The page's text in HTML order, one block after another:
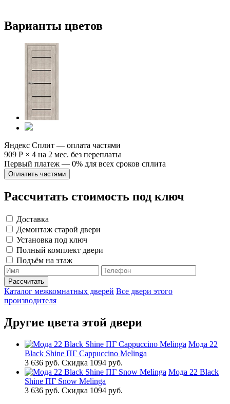
Варианты цветов
Яндекс Сплит — оплата частями
909 Р × 4 на 2 мес. без переплаты
Первый платеж — 0% для всех сроков сплита
Оплатить частями
Рассчитать стоимость под ключ
Доставка
Демонтаж старой двери
Установка под ключ
Полный комплект двери
Подъём на этаж
Каталог межкомнатных дверей Все двери этого
производителя
Другие цвета этой двери
Мода 22
Black Shine ПГ Cappuccino Melinga
3 636 руб. Скидка 1094 руб.
Мода 22 Black
Shine ПГ Snow Melinga
3 636 руб. Скидка 1094 руб.